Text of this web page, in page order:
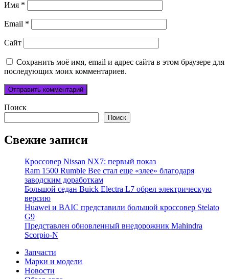
Имя *
Email *
Сайт
Сохранить моё имя, email и адрес сайта в этом браузере для
последующих моих комментариев.
Поиск
Поиск
Свежие записи
Кроссовер Nissan NX7: первый показ
Ram 1500 Rumble Bee стал еще «злее» благодаря
заводским доработкам
Большой седан Buick Electra L7 обрел электрическую
версию
Huawei и BAIC представили большой кроссовер Stelato
G9
Представлен обновленный внедорожник Mahindra
Scorpio-N
Запчасти
Марки и модели
Новости